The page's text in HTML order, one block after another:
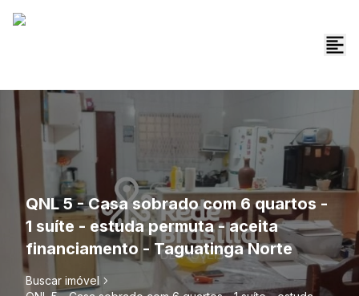
QNL 5 - Casa sobrado com 6 quartos -
1 suíte - estuda permuta - aceita
financiamento - Taguatinga Norte
Buscar imóvel